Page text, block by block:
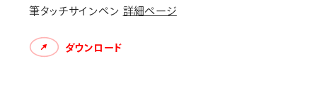
筆タッチサインペン 詳細ページ
ダウンロード